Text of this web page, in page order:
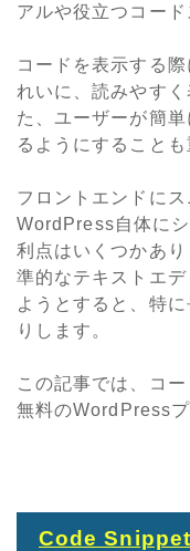
アルや役立つコー
コードを表示する
れいに、読みやす
た、ユーザーが簡
るようにすることも
フロントエンドに
WordPress自体に
利点はいくつかあ
準的なテキストエ
ようとすると、特
りします。
この記事では、コ
無料のWordPress
Code